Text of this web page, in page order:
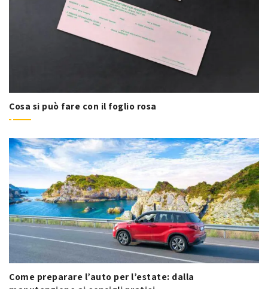
Cosa si può fare con il foglio rosa
Come preparare l’auto per l’estate: dalla